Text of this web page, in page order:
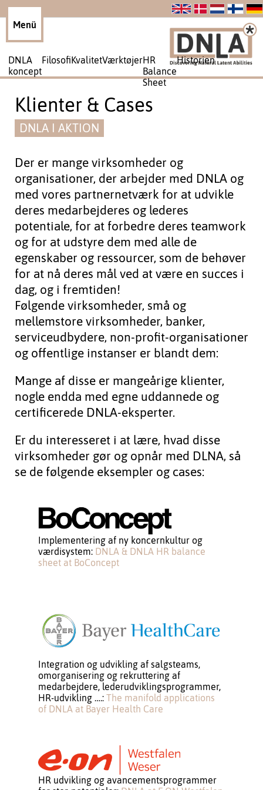
DNLA
koncept
FilosofiKvalitetVærktøjerHR
Balance
Sheet
Historien
Klienter & Cases
DNLA I AKTION
Der er mange virksomheder og
organisationer, der arbejder med DNLA og
med vores partnernetværk for at udvikle
deres medarbejderes og lederes
potentiale, for at forbedre deres teamwork
og for at udstyre dem med alle de
egenskaber og ressourcer, som de behøver
for at nå deres mål ved at være en succes i
dag, og i fremtiden!
Følgende virksomheder, små og
mellemstore virksomheder, banker,
serviceudbydere, non-profit-organisationer
og offentlige instanser er blandt dem:
Mange af disse er mangeårige klienter,
nogle endda med egne uddannede og
certificerede DNLA-eksperter.
Er du interesseret i at lære, hvad disse
virksomheder gør og opnår med DLNA, så
se de følgende eksempler og cases:
Implementering af ny koncernkultur og
værdisystem: DNLA & DNLA HR balance
sheet at BoConcept
Integration og udvikling af salgsteams,
omorganisering og rekruttering af
medarbejdere, lederudviklingsprogrammer,
HR-udvikling ….: The manifold applications
of DNLA at Bayer Health Care
HR udvikling og avancementsprogrammer